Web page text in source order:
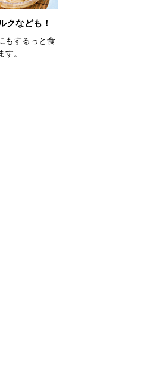
クなども！
もするっと食
。